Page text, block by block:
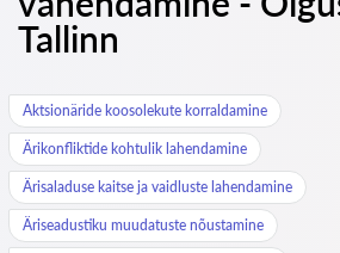
Tallinn
Aktsionäride koosolekute korraldamine
Ärikonfliktide kohtulik lahendamine
Ärisaladuse kaitse ja vaidluste lahendamine
Äriseadustiku muudatuste nõustamine